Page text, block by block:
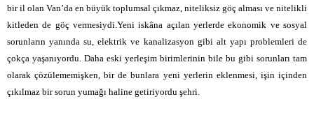
bir il olan Van’da en büyük toplumsal çıkmaz, niteliksiz göç alması ve nitelikli
kitleden de göç vermesiydi.Yeni iskâna açılan yerlerde ekonomik ve sosyal
sorunların yanında su, elektrik ve kanalizasyon gibi alt yapı problemleri de
çokça yaşanıyordu. Daha eski yerleşim birimlerinin bile bu gibi sorunları tam
olarak çözülememişken, bir de bunlara yeni yerlerin eklenmesi, işin içinden
çıkılmaz bir sorun yumağı haline getiriyordu şehri.